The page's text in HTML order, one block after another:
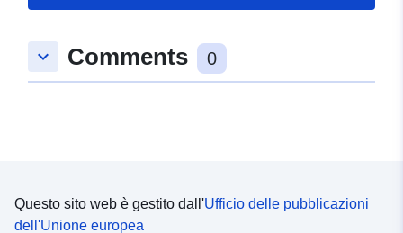
53.2134566 ], [ 7.7170236,
53.211659 ], [ 7.7088726,
uriRef:
http://data.europa.eu/88u/dataset/
keyboard_arrow_down Comments 0
Questo sito web è gestito dall'Ufficio delle pubblicazioni
dell'Unione europea